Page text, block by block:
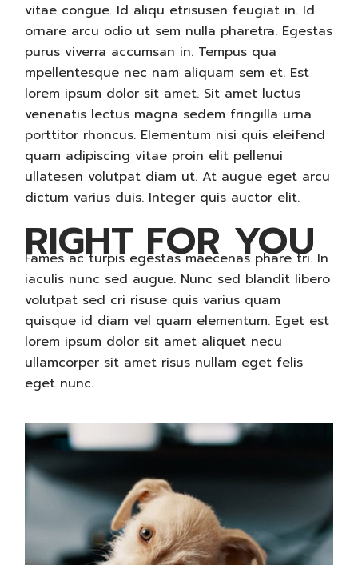
vitae congue. Id aliqu etrisusen feugiat in. Id
ornare arcu odio ut sem nulla pharetra. Egestas
purus viverra accumsan in. Tempus qua
mpellentesque nec nam aliquam sem et. Est
lorem ipsum dolor sit amet. Sit amet luctus
venenatis lectus magna sedem fringilla urna
porttitor rhoncus. Elementum nisi quis eleifend
quam adipiscing vitae proin elit pellenui
ullatesen volutpat diam ut. At augue eget arcu
dictum varius duis. Integer quis auctor elit.
RIGHT FOR YOU
Fames ac turpis egestas maecenas phare tri. In
iaculis nunc sed augue. Nunc sed blandit libero
volutpat sed cri risuse quis varius quam
quisque id diam vel quam elementum. Eget est
lorem ipsum dolor sit amet aliquet necu
ullamcorper sit amet risus nullam eget felis
eget nunc.